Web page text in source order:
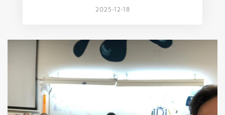
2025-12-18